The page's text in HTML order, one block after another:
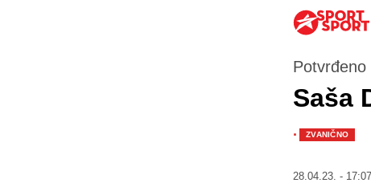
Saša
· ZVANIČNO
28.04.23. - 17:07,